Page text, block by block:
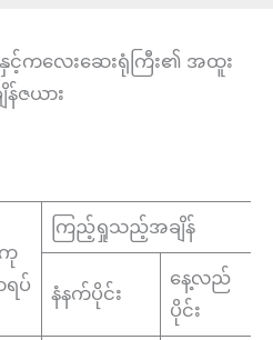
နှင့်ကလေးဆေးရုံကြီး၏ အထူး
ဇယား
ရပ်
ကြည့်ရှုသည့်အချိန်
နံနက်ပိုင်း
နေ့လည်
ပိုင်း